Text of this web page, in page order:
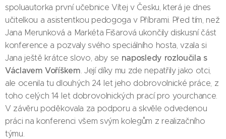
spoluautorka první učebnice Vítej v Česku, která je dnes
učitelkou a asistentkou pedogoga v Příbrami. Před tím, než
Jana Merunková a Markéta Fišarová ukončily diskusní část
konference a pozvaly svého speciálního hosta, vzala si
Jana ještě krátce slovo, aby se naposledy rozloučila s
Václavem Voříškem. Její díky mu zde nepatřily jako otci,
ale ocenila tu dlouhých 24 let jeho dobrovolnické práce, z
toho celých 14 let dobrovolnických prací pro yourchance.
V závěru poděkovala za podporu a skvěle odvedenou
práci na konferenci všem svým kolegům z realizačního
týmu.